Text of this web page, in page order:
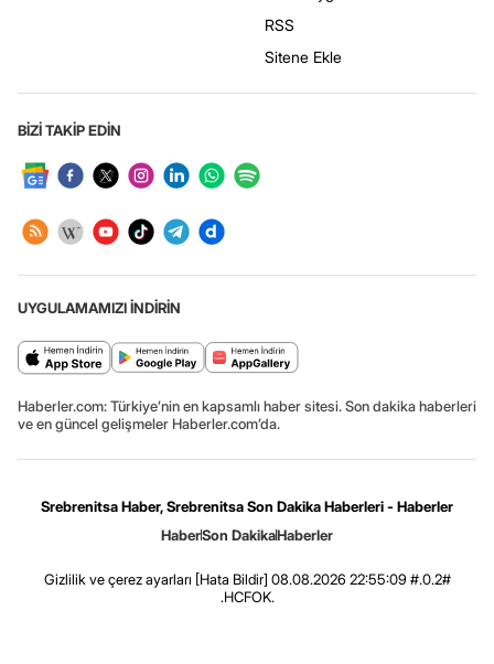
RSS
Sitene Ekle
BİZİ TAKİP EDİN
UYGULAMAMIZI İNDİRİN
Haberler.com: Türkiye’nin en kapsamlı haber sitesi. Son dakika haberleri
ve en güncel gelişmeler Haberler.com’da.
Srebrenitsa Haber, Srebrenitsa Son Dakika Haberleri - Haberler
HaberSon DakikaHaberler
Gizlilik ve çerez ayarları [Hata Bildir] 08.08.2026 22:55:09 #.0.2#
.HCFOK.